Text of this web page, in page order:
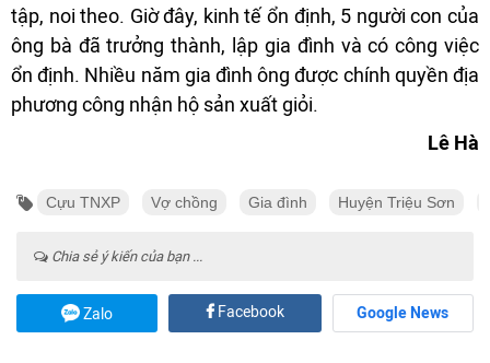
tập, noi theo. Giờ đây, kinh tế ổn định, 5 người con của
ông bà đã trưởng thành, lập gia đình và có công việc
ổn định. Nhiều năm gia đình ông được chính quyền địa
phương công nhận hộ sản xuất giỏi.
Lê Hà
Cựu TNXP Vợ chồng Gia đình Huyện Triệu Sơn
Chia sẻ ý kiến của bạn ...
Zalo Facebook Google News